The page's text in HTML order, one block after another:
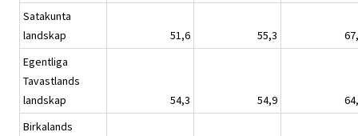
Satakunta
landskap
51,6 55,3
Egentliga
Tavastlands
landskap
54,3 54,9
Birkalands